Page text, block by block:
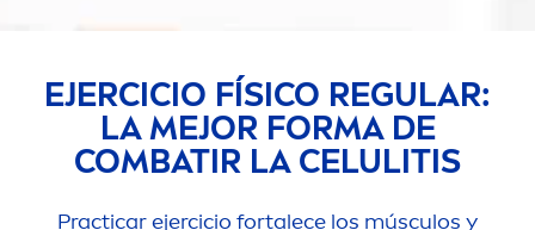
EJERCICIO FÍSICO REGULAR:
LA MEJOR FORMA DE
COMBATIR LA CELULITIS
Practicar ejercicio fortalece los músculos y